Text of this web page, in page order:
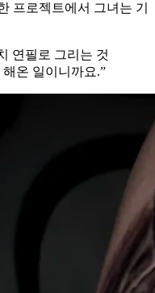
프로젝트에서 그녀는 기
연필로 그리는 것
온 일이니까요.”